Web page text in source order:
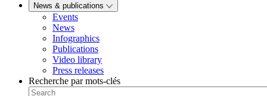
News & publications
Events
News
Infographics
Publications
Video library
Press releases
Recherche par mots-clés